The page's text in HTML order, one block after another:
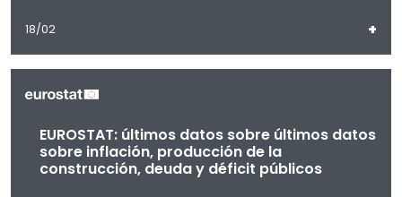
18/02 +
EUROSTAT: últimos datos sobre últimos datos
sobre inflación, producción de la
construcción, deuda y déficit públicos